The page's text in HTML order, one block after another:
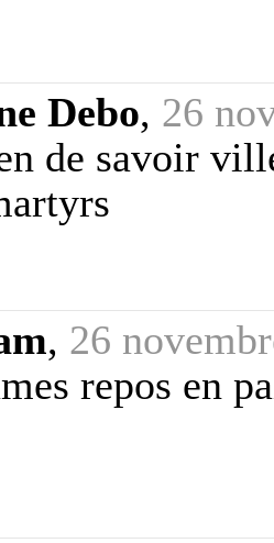
Debo, 26
de savoir
, 26
repos en